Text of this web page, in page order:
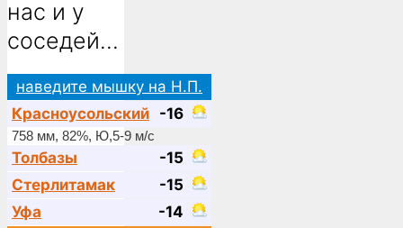
нас и у
соседей…
наведите мышку на Н.П.
Красноусольский -16
758 мм, 82%, Ю,5-9 м/с
Толбазы
-15
Стерлитамак
-15
Уфа
-14